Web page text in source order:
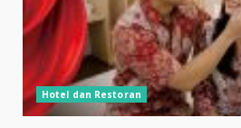
Hotel dan Restoran